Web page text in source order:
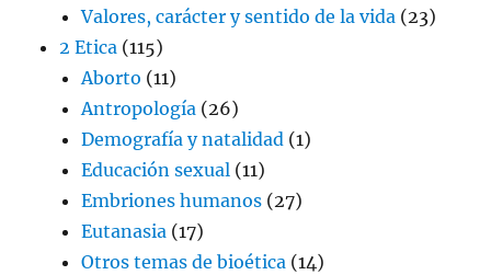
Valores, carácter y sentido de la vida (23)
2 Etica (115)
Aborto (11)
Antropología (26)
Demografía y natalidad (1)
Educación sexual (11)
Embriones humanos (27)
Eutanasia (17)
Otros temas de bioética (14)